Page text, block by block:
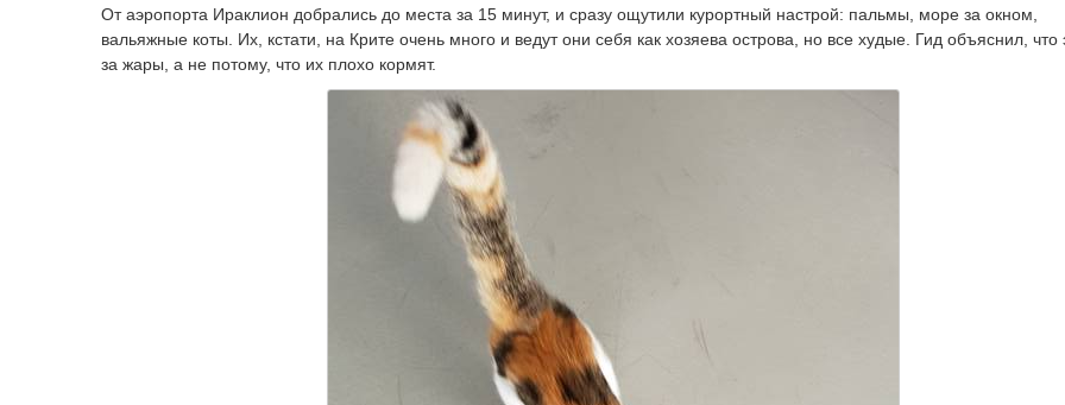
От аэропорта Ираклион добрались до места за 15 минут, и сразу ощутили курортный настрой: пальмы, море за окном,
вальяжные коты. Их, кстати, на Крите очень много и ведут они себя как хозяева острова, но все худые. Гид объяснил, что
за жары, а не потому, что их плохо кормят.